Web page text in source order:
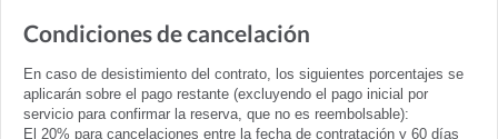
Condiciones de cancelación
En caso de desistimiento del contrato, los siguientes porcentajes se
aplicarán sobre el pago restante (excluyendo el pago inicial por
servicio para confirmar la reserva, que no es reembolsable):
El 20% para cancelaciones entre la fecha de contratación y 60 días